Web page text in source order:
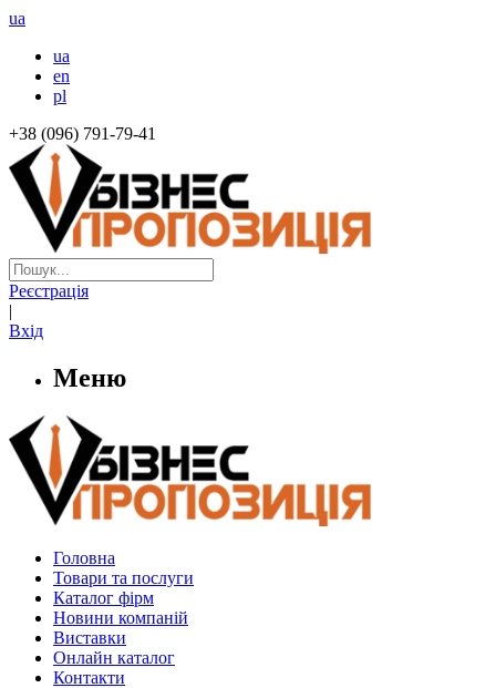
ua
ua
en
pl
+38 (096) 791-79-41
Реєстрація
|
Вхід
Меню
Головна
Товари та послуги
Каталог фірм
Новини компаній
Виставки
Онлайн каталог
Контакти